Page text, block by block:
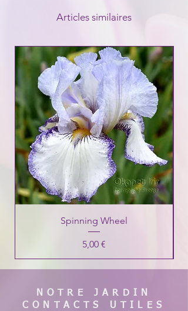
Articles similaires
Spinning Wheel
Prix
5,00 €
NOTRE JARDIN
CONTACTS UTILES